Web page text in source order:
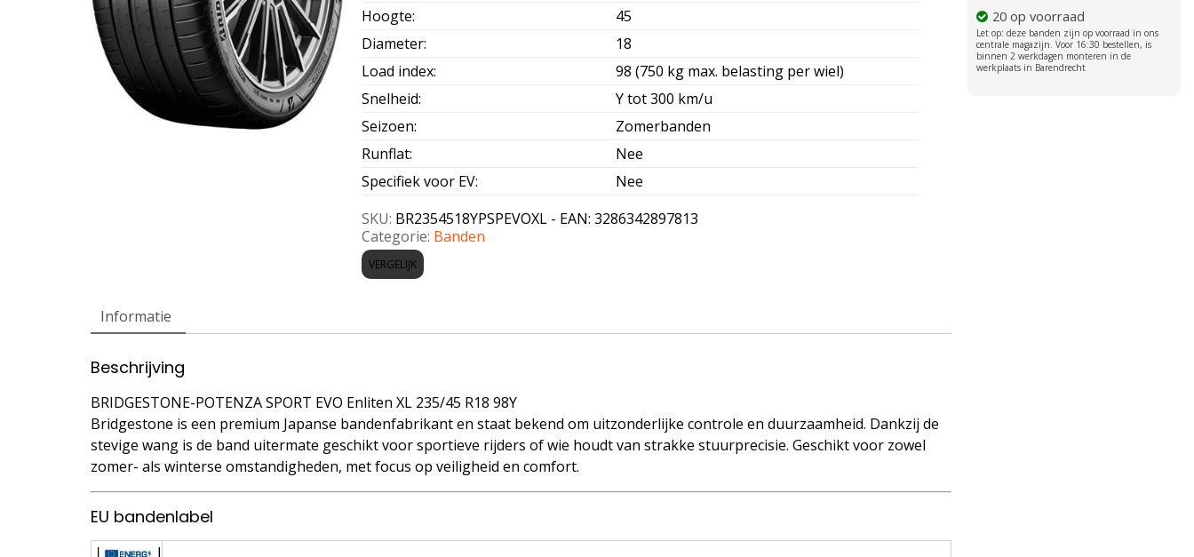
Hoogte:
45
Diameter:
18
Load index:
98 (750 kg max. belasting per wiel)
Snelheid:
Y tot 300 km/u
Seizoen:
Zomerbanden
Runflat:
Nee
Specifiek voor EV:
Nee
SKU: BR2354518YPSPEVOXL - EAN: 3286342897813
Categorie: Banden
VERGELIJK
20 op voorraad
Informatie
Beschrijving
BRIDGESTONE-POTENZA SPORT EVO Enliten XL 235/45 R18 98Y
Bridgestone is een premium Japanse bandenfabrikant en staat bekend om uitzonderlijke controle en duurzaamheid. Dankzij de
stevige wang is de band uitermate geschikt voor sportieve rijders of wie houdt van strakke stuurprecisie. Geschikt voor zowel
zomer- als winterse omstandigheden, met focus op veiligheid en comfort.
EU bandenlabel